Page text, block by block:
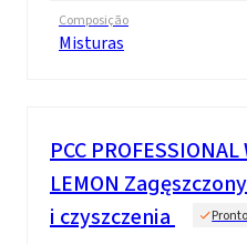
Composição
Misturas
PCC
LEMON
i czyszczenia